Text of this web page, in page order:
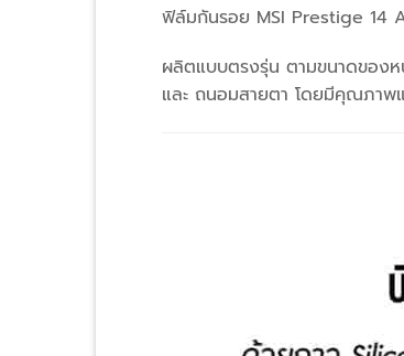
ฟิล์มกันรอย MSI Prestige 14
ผลิตแบบตรงรุ่น ตามขนาดของห
และ ถนอมสายตา โดยมีคุณภา